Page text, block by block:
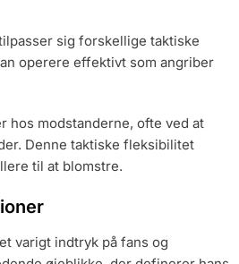
sig forskellige taktiske
operere effektivt som angriber
hos modstanderne, ofte ved at
Denne taktiske fleksibilitet
til at blomstre.
varigt indtryk på fans og